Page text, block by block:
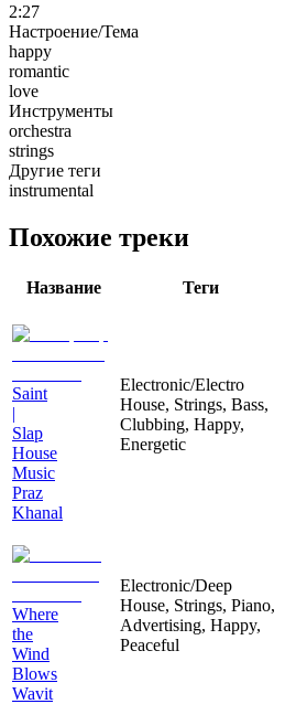
2:27
Настроение/Тема
happy
romantic
love
Инструменты
orchestra
strings
Другие теги
instrumental
Похожие треки
Название Теги
Saint
|
Slap
House
Music
Praz
Khanal
Electronic/Electro
House, Strings, Bass,
Clubbing, Happy,
Energetic
Where
the
Wind
Blows
Wavit
Electronic/Deep
House, Strings, Piano,
Advertising, Happy,
Peaceful